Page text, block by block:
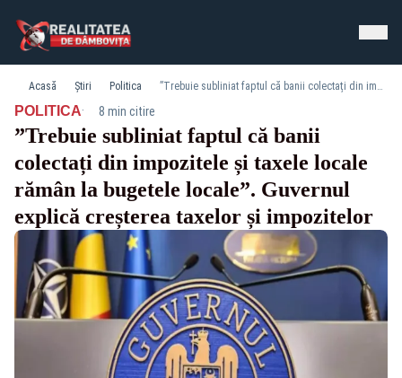
Acasă Știri Politica ”Trebuie subliniat faptul că banii colectați din impozitele și taxele locale rămân la bugetele locale”. Guvernul explică creșterea taxelor și impozitelor
POLITICA· 8 min citire
”Trebuie subliniat faptul că banii
colectați din impozitele și taxele locale
rămân la bugetele locale”. Guvernul
explică creșterea taxelor și impozitelor